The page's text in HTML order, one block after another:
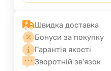
Швидка доставка
Бонуси за покупку
Гарантія якості
Зворотній зв'язок